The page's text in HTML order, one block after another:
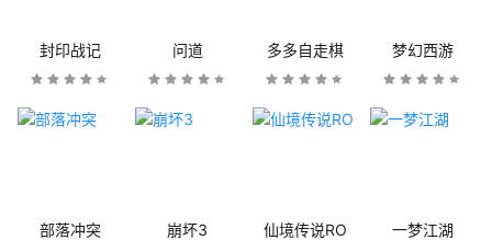
封印战记 问道 多多自走棋 梦幻西游
部落冲突 崩坏3 仙境传说RO 一梦江湖